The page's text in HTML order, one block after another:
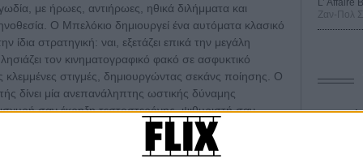
με ήρωες, αντιήρωες, ηθικά διλήμματα και
Ο Μπελόκιο δημιουργεί ένα αυτόματα κλασικό
στρατηγική: ναι, εξετάζει επικά την μεγάλη
τον κινηματογραφικό φακό σε ασφυκτικό
στιγμές, δημιουργώντας σεκάνς ποίησης. Ο
δίνει μία ανεπανάληπτης ωστικής δύναμης
ισχυρή σαν έκρηξη τεστοστερόνης, ψιθυριστή σαν
Ακαδημία, ακόμα και τα Οσκαρ, του
ιστορία.
L’ Affaire
Ζαν-Πολ